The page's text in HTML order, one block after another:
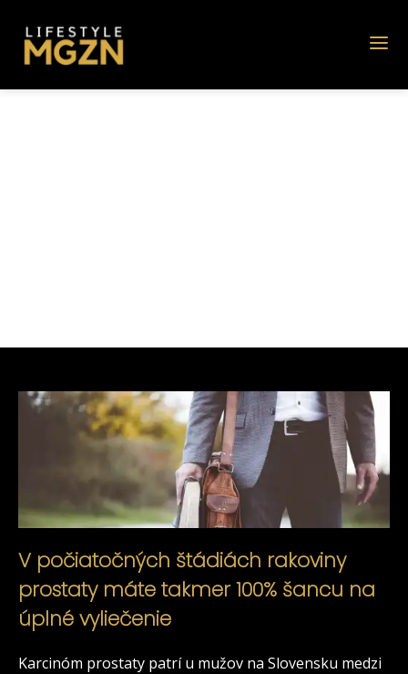
V počiatočných štádiách rakoviny
prostaty máte takmer 100% šancu na
úplné vyliečenie
Karcinóm prostaty patrí u mužov na Slovensku medzi